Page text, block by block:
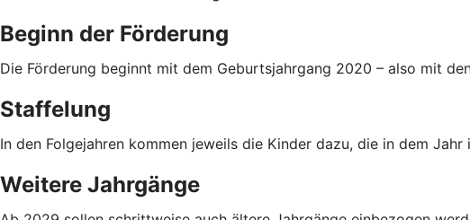
Beginn der Förderung
Die Förderung beginnt mit dem Geburtsjahrgang 2020 – also mit
Staffelung
In den Folgejahren kommen jeweils die Kinder dazu, die in dem Jahr
Weitere Jahrgänge